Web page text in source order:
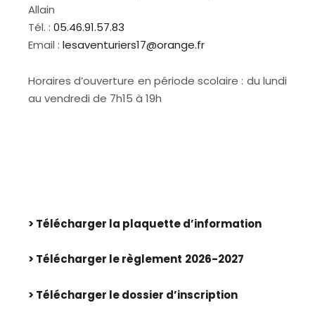
Allain
Tél. : 05.46.91.57.83
Email : lesaventuriers17@orange.fr
Horaires d’ouverture en période scolaire : du lundi
au vendredi de 7h15 à 19h
> Télécharger la plaquette d’information
> Télécharger le règlement 2026-2027
> Télécharger le dossier d’inscription